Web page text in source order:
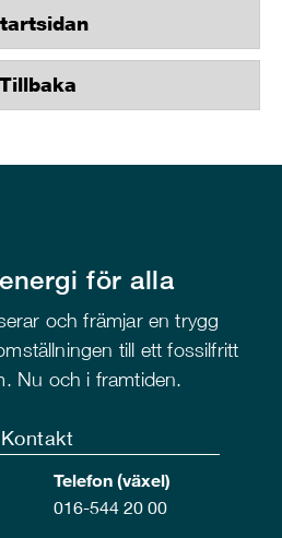
Tillbaka
för alla
och främjar en trygg
till ett fossilfritt
Nu och i framtiden.
Kontakt
Telefon (växel)
016-544 20 00